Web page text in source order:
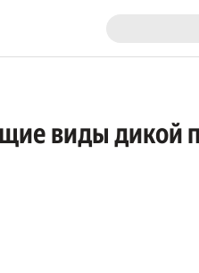
виды дикой